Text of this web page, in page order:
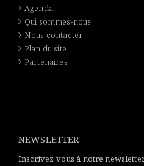
Agenda
Qui sommes-nous
Nous contacter
Plan du site
Partenaires
NEWSLETTER
Inscrivez vous à notre